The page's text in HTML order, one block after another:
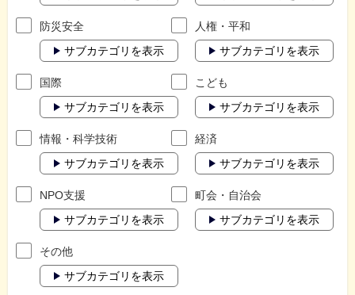
防災安全
サブカテゴリを表示
人権・平和
サブカテゴリを表示
国際
サブカテゴリを表示
こども
サブカテゴリを表示
情報・科学技術
サブカテゴリを表示
経済
サブカテゴリを表示
NPO支援
サブカテゴリを表示
町会・自治会
サブカテゴリを表示
その他
サブカテゴリを表示